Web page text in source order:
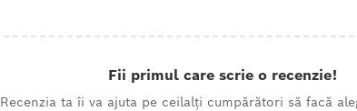
Fii primul care scrie o recenzie!
Recenzia ta îi va ajuta pe ceilalți cumpărători să facă